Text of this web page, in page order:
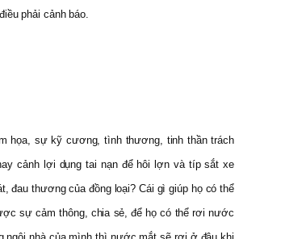
phải cảnh báo.
họa, sự kỹ cương, tình thương, tinh thần trách
cảnh lợi dụng tai nạn để hôi lợn và típ sắt xe
đau thương của đồng loại? Cái gì giúp họ có thể
sự cảm thông, chia sẻ, để họ có thể rơi nước